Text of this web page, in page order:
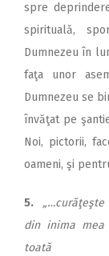
spre
spirituală,
Dumnezeu în
faţa unor
Dumnezeu se
învăţat pe
Noi, pictorii,
oameni, şi
5.
„…curăţeşte
din inima mea
toată